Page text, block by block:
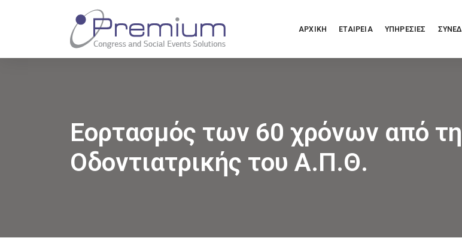
ΑΡΧΙΚΗ ΕΤΑΙΡΕΙΑ ΥΠΗΡΕΣΙΕΣ
Εορτασμός των 60 χρόνων από
Οδοντιατρικής του Α.Π.Θ.